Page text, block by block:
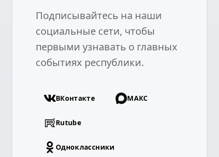
Подписывайтесь на наши
социальные сети, чтобы
первыми узнавать о главных
событиях республики.
ВКонтакте МАКС
Rutube
Одноклассники